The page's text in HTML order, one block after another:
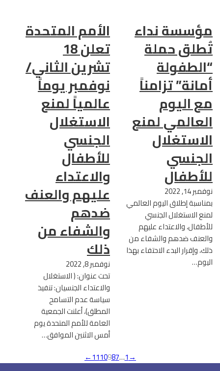
مؤسسة نداء
تُطلق حملة
“الطفولة
أمانة” تزامناً
مع اليوم
العالمي لمنع
الاستغلال
الجنسي
للأطفال
نوفمبر 14, 2022
بمناسبة إطلاق اليوم العالمي
لمنع الاستغلال الجنسي
للأطفال، والاعتداء عليهم
والعنف ضدهم والشفاء من
ذلك، وإقرار البدء الاحتفاء بهذا
اليوم…
الأمم المتحدة
تعلن 18
تشرين الثاني/
نوفمبر يوماً
عالمياً لمنع
الاستغلال
الجنسي
للأطفال
والاعتداء
عليهم والعنف
ضدهم
والشفاء من
ذلك
نوفمبر 8, 2022
تحت عنوان: ( الاستغلال
والاعتداء الجنسيان: تنفيذ
سياسة عدم التسامح
المطلق)، أعلنت الجمعية
العامة للأمم المتحدة يوم
أمس الاثنين الموافق…
←
1
…
7
8
9
10
11
→